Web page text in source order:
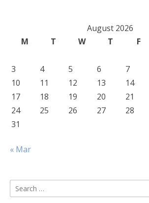
August 2026
M
T W T F
3
4 5 6 7
10
11 12 13 14
17
18 19 20 21
24
25 26 27 28
31
« Mar
Search
for: